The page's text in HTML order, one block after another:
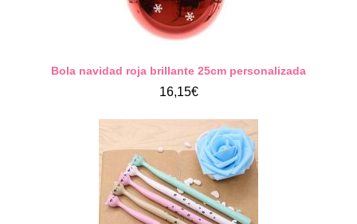
Bola navidad roja brillante 25cm personalizada
16,15€